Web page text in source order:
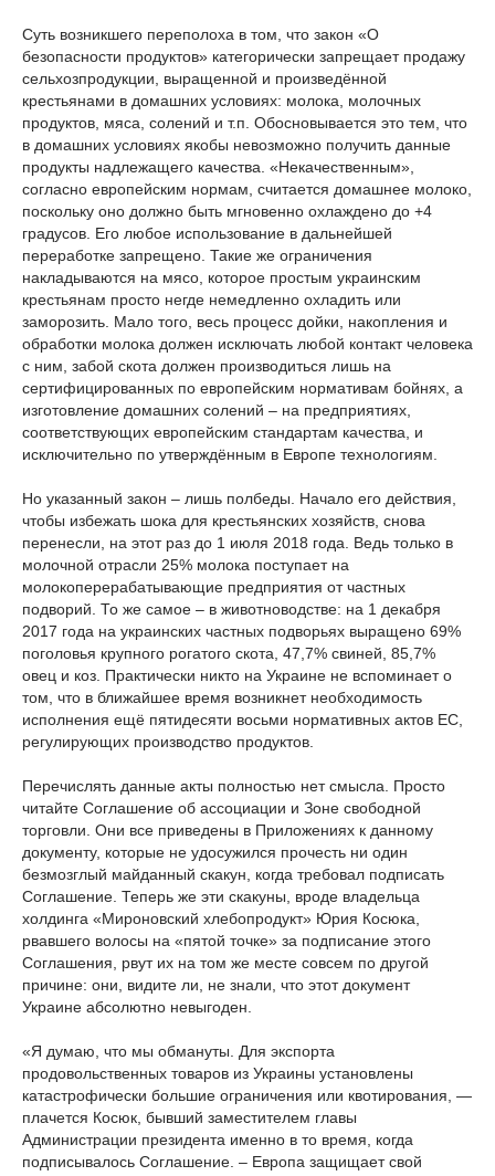
Суть возникшего переполоха в том, что закон «О
безопасности продуктов» категорически запрещает продажу
сельхозпродукции, выращенной и произведённой
крестьянами в домашних условиях: молока, молочных
продуктов, мяса, солений и т.п. Обосновывается это тем, что
в домашних условиях якобы невозможно получить данные
продукты надлежащего качества. «Некачественным»,
согласно европейским нормам, считается домашнее молоко,
поскольку оно должно быть мгновенно охлаждено до +4
градусов. Его любое использование в дальнейшей
переработке запрещено. Такие же ограничения
накладываются на мясо, которое простым украинским
крестьянам просто негде немедленно охладить или
заморозить. Мало того, весь процесс дойки, накопления и
обработки молока должен исключать любой контакт человека
с ним, забой скота должен производиться лишь на
сертифицированных по европейским нормативам бойнях, а
изготовление домашних солений – на предприятиях,
соответствующих европейским стандартам качества, и
исключительно по утверждённым в Европе технологиям.
Но указанный закон – лишь полбеды. Начало его действия,
чтобы избежать шока для крестьянских хозяйств, снова
перенесли, на этот раз до 1 июля 2018 года. Ведь только в
молочной отрасли 25% молока поступает на
молокоперерабатывающие предприятия от частных
подворий. То же самое – в животноводстве: на 1 декабря
2017 года на украинских частных подворьях выращено 69%
поголовья крупного рогатого скота, 47,7% свиней, 85,7%
овец и коз. Практически никто на Украине не вспоминает о
том, что в ближайшее время возникнет необходимость
исполнения ещё пятидесяти восьми нормативных актов ЕС,
регулирующих производство продуктов.
Перечислять данные акты полностью нет смысла. Просто
читайте Соглашение об ассоциации и Зоне свободной
торговли. Они все приведены в Приложениях к данному
документу, которые не удосужился прочесть ни один
безмозглый майданный скакун, когда требовал подписать
Соглашение. Теперь же эти скакуны, вроде владельца
холдинга «Мироновский хлебопродукт» Юрия Косюка,
рвавшего волосы на «пятой точке» за подписание этого
Соглашения, рвут их на том же месте совсем по другой
причине: они, видите ли, не знали, что этот документ
Украине абсолютно невыгоден.
«Я думаю, что мы обмануты. Для экспорта
продовольственных товаров из Украины установлены
катастрофически большие ограничения или квотирования, —
плачется Косюк, бывший заместителем главы
Администрации президента именно в то время, когда
подписывалось Соглашение. – Европа защищает свой